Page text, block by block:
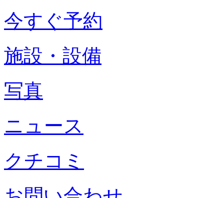
今すぐ予約
施設・設備
写真
ニュース
クチコミ